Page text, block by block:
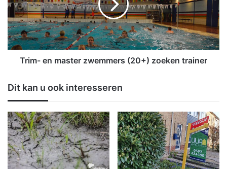
n
d
i
n
w
n
g
W
e
s
t
e
r
-
e
n
m
a
r
z
w
e
m
m
e
r
Trim- en master zwemmers (20+) zoeken trainer
Dit kan u ook interesseren